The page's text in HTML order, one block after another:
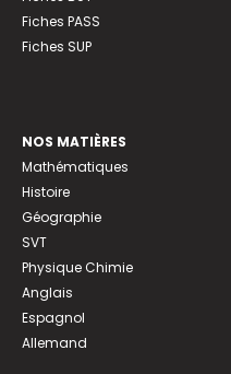
Fiches PASS
Fiches SUP
NOS MATIÈRES
Mathématiques
Histoire
Géographie
SVT
Physique Chimie
Anglais
Espagnol
Allemand